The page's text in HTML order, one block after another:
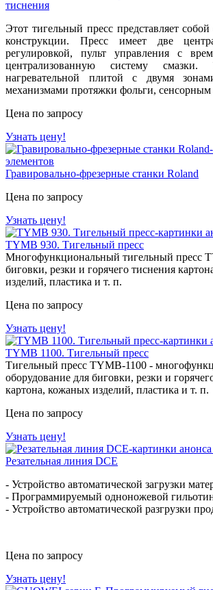
тиснения
Этот тигельный пресспредставляет
конструкции. Пресс имеет две
регулировкой, пульт управления с
централизованную систему смазки.
нагревательной плитой с двумя
механизмами протяжки фольги, сенсорным
Цена по запросу
Узнать цену!
Гравировально-фрезерные станки Roland
Цена по запросу
Узнать цену!
TYMB 930. Тигельный пресс
Многофункциональный тигельный пресс
биговки, резки и горячего тиснения
изделий, пластика и т. п.
Цена по запросу
Узнать цену!
TYMB 1100. Тигельный пресс
Тигельный пресс TYMB-1100 -
оборудование для биговки, резки и
картона, кожаных изделий, пластика и т. п.
Цена по запросу
Узнать цену!
Резательная линия DCE
- Устройство автоматической загрузки
- Программируемый одноножевой
- Устройство автоматической разгрузки
Цена по запросу
Узнать цену!